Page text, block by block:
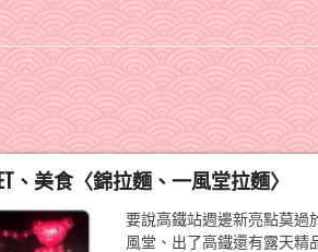
、美食〈錦拉麵、一風堂拉麵〉
要說高鐵站週邊新亮點莫過
風堂、出了高鐵還有露天